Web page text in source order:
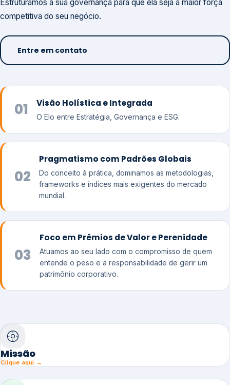
Estruturamos a sua governança para que ela seja a maior força
competitiva do seu negócio.
Entre em contato
01 Visão Holística e Integrada
O Elo entre Estratégia, Governança e ESG.
02
Pragmatismo com Padrões Globais
Do conceito à prática, dominamos as metodologias,
frameworks e índices mais exigentes do mercado
mundial.
03
Foco em Prêmios de Valor e Perenidade
Atuamos ao seu lado com o compromisso de quem
entende o peso e a responsabilidade de gerir um
patrimônio corporativo.
Missão
Clique aqui →